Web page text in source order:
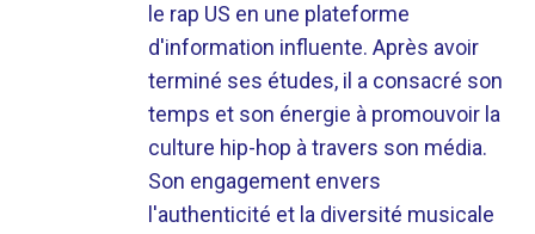
le rap US en une plateforme
d'information influente. Après avoir
terminé ses études, il a consacré son
temps et son énergie à promouvoir la
culture hip-hop à travers son média.
Son engagement envers
l'authenticité et la diversité musicale